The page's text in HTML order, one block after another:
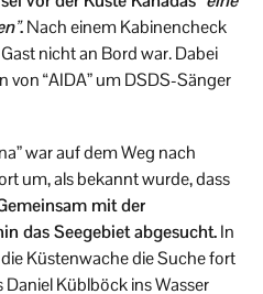
.Nach einem Kabinencheck
nicht an Bord war. Dabei
von “AIDA” um DSDS-Sänger
war auf dem Weg nach
um, als bekannt wurde, dass
mit der
das Seegebiet abgesucht.In
Küstenwache die Suche fort
Daniel Küblböck ins Wasser